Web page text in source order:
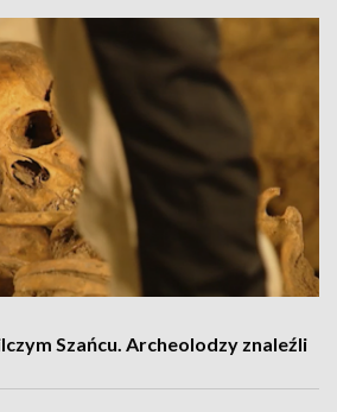
Szańcu. Archeolodzy znaleźli